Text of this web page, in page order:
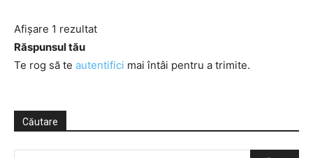
Afișare 1 rezultat
Răspunsul tău
Te rog să te autentifici mai întâi pentru a trimite.
Căutare